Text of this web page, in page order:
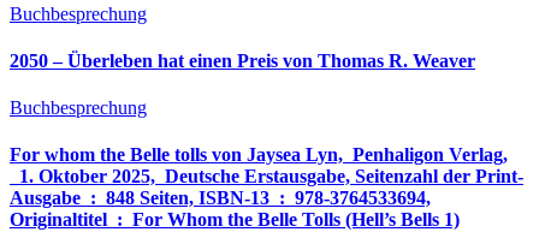
Buchbesprechung
2050 – Überleben hat einen Preis von Thomas R. Weaver
Buchbesprechung
For whom the Belle tolls von Jaysea Lyn, ‎ Penhaligon Verlag,
‎ 1. Oktober 2025, ‎ Deutsche Erstausgabe, Seitenzahl der Print-
Ausgabe ‏ : ‎ 848 Seiten, ISBN-13 ‏ : ‎ 978-3764533694,
Originaltitel ‏ : ‎ For Whom the Belle Tolls (Hell’s Bells 1)